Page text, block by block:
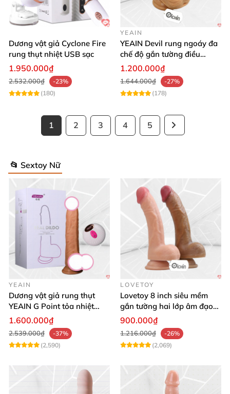
Dương vật giả Cyclone Fire
rung thụt nhiệt USB sạc
1.950.000₫
2.532.000₫
-23%
(180)
YEAIN
YEAIN Devil rung ngoáy đa
chế độ gắn tường điều
khiển từ xa tiện lợi
1.200.000₫
1.644.000₫
-27%
(178)
1 2 3 4 5
📂 Sextoy Nữ
YEAIN
Dương vật giả rung thụt
YEAIN G Point tỏa nhiệt
điều khiển từ xa
1.600.000₫
2.539.000₫
-37%
(2,590)
LOVETOY
Lovetoy 8 inch siêu mềm
gắn tường hai lớp âm đạo
giả chuẩn y tế
900.000₫
1.216.000₫
-26%
(2,069)